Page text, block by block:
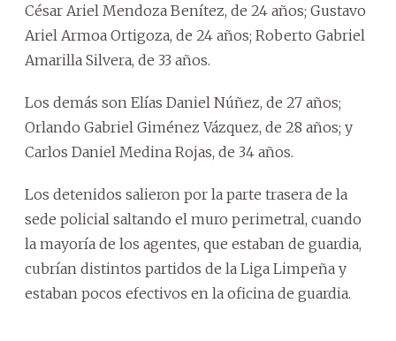
César Ariel Mendoza Benítez, de 24 años; Gustavo
Ariel Armoa Ortigoza, de 24 años; Roberto Gabriel
Amarilla Silvera, de 33 años.
Los demás son Elías Daniel Núñez, de 27 años;
Orlando Gabriel Giménez Vázquez, de 28 años; y
Carlos Daniel Medina Rojas, de 34 años.
Los detenidos salieron por la parte trasera de la
sede policial saltando el muro perimetral, cuando
la mayoría de los agentes, que estaban de guardia,
cubrían distintos partidos de la Liga Limpeña y
estaban pocos efectivos en la oficina de guardia.